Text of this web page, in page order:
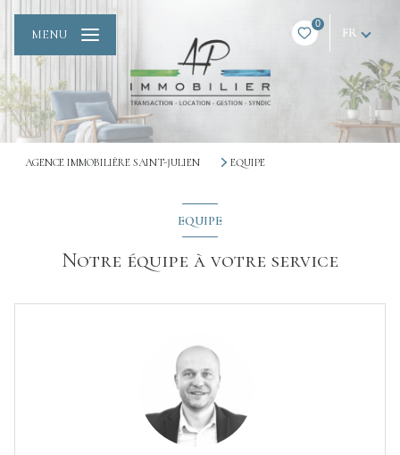
0
FR
MENU
AGENCE IMMOBILIÈRE SAINT-JULIEN EQUIPE
EQUIPE
Notre équipe à votre service